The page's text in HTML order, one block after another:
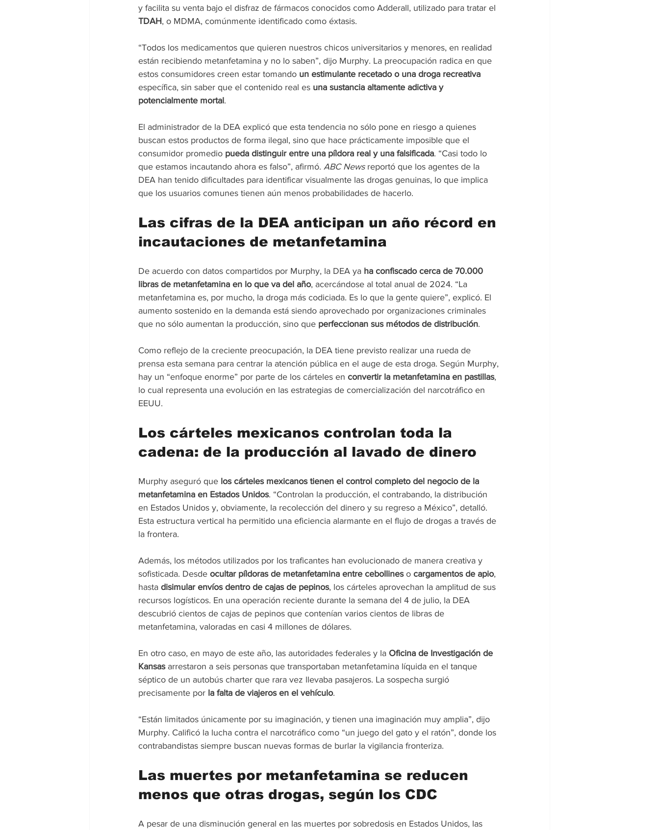
y facilita su venta bajo el disfraz de fármacos conocidos como Adderall, utilizado para tratar el
TDAH, o MDMA, comúnmente identificado como éxtasis.
“Todos los medicamentos que quieren nuestros chicos universitarios y menores, en realidad
están recibiendo metanfetamina y no lo saben”, dijo Murphy. La preocupación radica en que
estos consumidores creen estar tomando un estimulante recetado o una droga recreativa
específica, sin saber que el contenido real es una sustancia altamente adictiva y
potencialmente mortal.
El administrador de la DEA explicó que esta tendencia no sólo pone en riesgo a quienes
buscan estos productos de forma ilegal, sino que hace prácticamente imposible que el
consumidor promedio pueda distinguir entre una píldora real y una falsificada. “Casi todo lo
que estamos incautando ahora es falso”, afirmó. ABC News reportó que los agentes de la
DEA han tenido dificultades para identificar visualmente las drogas genuinas, lo que implica
que los usuarios comunes tienen aún menos probabilidades de hacerlo.
Las cifras de la DEA anticipan un año récord en
incautaciones de metanfetamina
De acuerdo con datos compartidos por Murphy, la DEA ya ha confiscado cerca de 70.000
libras de metanfetamina en lo que va del año, acercándose al total anual de 2024. “La
metanfetamina es, por mucho, la droga más codiciada. Es lo que la gente quiere”, explicó. El
aumento sostenido en la demanda está siendo aprovechado por organizaciones criminales
que no sólo aumentan la producción, sino que perfeccionan sus métodos de distribución.
Como reflejo de la creciente preocupación, la DEA tiene previsto realizar una rueda de
prensa esta semana para centrar la atención pública en el auge de esta droga. Según Murphy,
hay un “enfoque enorme” por parte de los cárteles en convertir la metanfetamina en pastillas,
lo cual representa una evolución en las estrategias de comercialización del narcotráfico en
EEUU.
Los cárteles mexicanos controlan toda la
cadena: de la producción al lavado de dinero
Murphy aseguró que los cárteles mexicanos tienen el control completo del negocio de la
metanfetamina en Estados Unidos. “Controlan la producción, el contrabando, la distribución
en Estados Unidos y, obviamente, la recolección del dinero y su regreso a México”, detalló.
Esta estructura vertical ha permitido una eficiencia alarmante en el flujo de drogas a través de
la frontera.
Además, los métodos utilizados por los traficantes han evolucionado de manera creativa y
sofisticada. Desde ocultar píldoras de metanfetamina entre cebollines o cargamentos de apio,
hasta disimular envíos dentro de cajas de pepinos, los cárteles aprovechan la amplitud de sus
recursos logísticos. En una operación reciente durante la semana del 4 de julio, la DEA
descubrió cientos de cajas de pepinos que contenían varios cientos de libras de
metanfetamina, valoradas en casi 4 millones de dólares.
En otro caso, en mayo de este año, las autoridades federales y la Oficina de Investigación de
Kansas arrestaron a seis personas que transportaban metanfetamina líquida en el tanque
séptico de un autobús charter que rara vez llevaba pasajeros. La sospecha surgió
precisamente por la falta de viajeros en el vehículo.
“Están limitados únicamente por su imaginación, y tienen una imaginación muy amplia”, dijo
Murphy. Calificó la lucha contra el narcotráfico como “un juego del gato y el ratón”, donde los
contrabandistas siempre buscan nuevas formas de burlar la vigilancia fronteriza.
Las muertes por metanfetamina se reducen
menos que otras drogas, según los CDC
A pesar de una disminución general en las muertes por sobredosis en Estados Unidos, las